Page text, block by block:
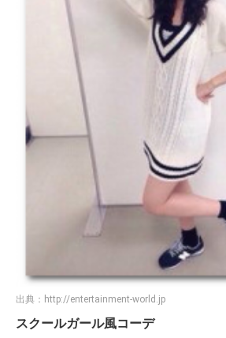
出典： http://entertainment-world.jp
スクールガール風コーデ